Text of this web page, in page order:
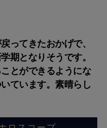
ってきたおかげで、
期となりそうです。
とができるようにな
ています。素晴らし